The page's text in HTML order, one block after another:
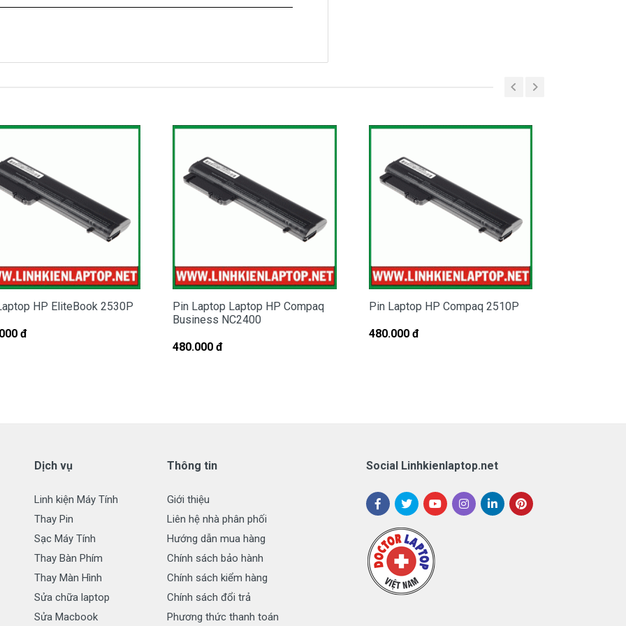
laptop HP Probook 455 G0 bị chai
đã cắm điện cả ngày
HP Probook 455 G0 của bạn bị hỏng là do bạn dùng quá
đến luc này, cục Pin HP Probook 45 5 G0của bạn sẽ
và đã đến lúc bạn nên thay Pin cho HP Probook 455 G0
5 G0 bạn hãy đến DoctorLap, với dịch vụ thay Pin HP
tín hãng lớn, nhanh chóng lấy liền, giá tốt nhất tphcm và có
liên hệ:
Biết Pin Hp Probook 455 G0 Bị Hư
Pin laptop HP Probook 455 G0
với các điều kiện sau:
Pin không bị cháy nổ )
laptop HP Pro Book 455 G0
pin lên hàng đầu.
HP EliteBook 2530P
đ
Pin Laptop Laptop HP Compaq
Business NC2400
480.000 đ
Pin Laptop HP Compaq 2510P
480.000 đ
Dịch vụ
Linh kiện Máy Tính
Thay Pin
Sạc Máy Tính
Thay Bàn Phím
Thay Màn Hình
Sửa chữa laptop
Sửa Macbook
Thông tin
Giới thiệu
Liên hệ nhà phân phối
Hướng dẫn mua hàng
Chính sách bảo hành
Chính sách kiểm hàng
Chính sách đổi trả
Phương thức thanh toán
Social Linhkienlaptop.net